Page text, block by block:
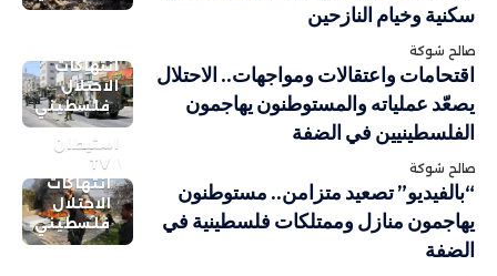
سكنية وخيام النازحين
صالح شوكة
انتهاكات
الاحتلال
فلسطيني
اقتحامات واعتقالات ومواجهات.. الاحتلال
يصعّد عملياته والمستوطنون يهاجمون
الفلسطينيين في الضفة
صالح شوكة
استيطان
TV
انتهاكات
الاحتلال
فلسطيني
“بالفيديو” تصعيد متزامن.. مستوطنون
يهاجمون منازل وممتلكات فلسطينية في
الضفة